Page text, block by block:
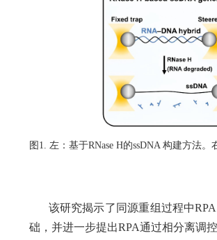
图 1. 左：基于RNase H的ssDNA 构建方法。
该研究揭示了同源重组过程中
础，并进一步提出RPA通过相分离调